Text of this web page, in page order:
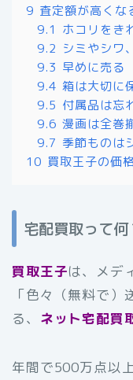
9 査定額が高くな
9.1 ホコリをき
9.2 シミやシワ
9.3 早めに売る
9.4 箱は大切に
9.5 付属品は忘
9.6 漫画は全巻
9.7 季節ものは
10 買取王子の価
宅配買取って何
買取王子は、メデ
「色々（無料で
る、 ネット宅配買
年間で500万点以